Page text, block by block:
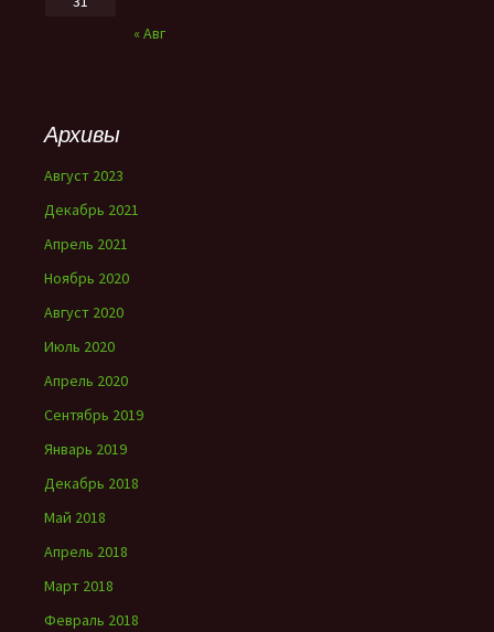
« Авг
Архивы
Август 2023
Декабрь 2021
Апрель 2021
Ноябрь 2020
Август 2020
Июль 2020
Апрель 2020
Сентябрь 2019
Январь 2019
Декабрь 2018
Май 2018
Апрель 2018
Март 2018
Февраль 2018